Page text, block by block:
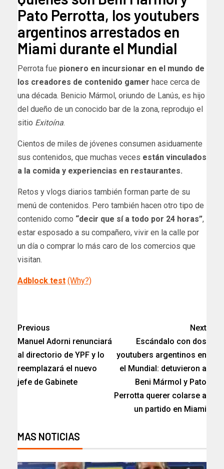
Pato Perrotta, los youtubers
argentinos arrestados en
Miami durante el Mundial
Perrota fue pionero en incursionar en el mundo de
los creadores de contenido gamer hace cerca de
una década. Benicio Mármol, oriundo de Lanús, es hijo
del dueño de un conocido bar de la zona, reprodujo el
sitio Exitoína.
Cientos de miles de jóvenes consumen asiduamente
sus contenidos, que muchas veces están vinculados
a la comida y experiencias en restaurantes.
Retos y vlogs diarios también forman parte de su
menú de contenidos. Pero también hacen otro tipo de
contenido como “decir que sí a todo por 24 horas”,
estar esposado a su compañero, vivir en la calle por
un día o comprar lo más caro de los comercios que
visitan.
Adblock test (Why?)
Previous
Manuel Adorni renunciará
al directorio de YPF y lo
reemplazará el nuevo
jefe de Gabinete
Next
Escándalo con dos
youtubers argentinos en
el Mundial: detuvieron a
Beni Mármol y Pato
Perrotta querer colarse a
un partido en Miami
MAS NOTICIAS